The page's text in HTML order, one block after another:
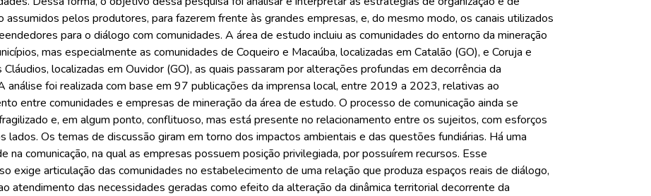
assumidos pelos produtores, para fazerem frente às grandes empresas, e, do mesmo modo, os canais utilizados
para o diálogo com comunidades. A área de estudo incluiu as comunidades do entorno da mineração
mas especialmente as comunidades de Coqueiro e Macaúba, localizadas em Catalão (GO), e Coruja e
localizadas em Ouvidor (GO), as quais passaram por alterações profundas em decorrência da
análise foi realizada com base em 97 publicações da imprensa local, entre 2019 a 2023, relativas ao
entre comunidades e empresas de mineração da área de estudo. O processo de comunicação ainda se
e, em algum ponto, conflituoso, mas está presente no relacionamento entre os sujeitos, com esforços
lados. Os temas de discussão giram em torno dos impactos ambientais e das questões fundiárias. Há uma
na comunicação, na qual as empresas possuem posição privilegiada, por possuírem recursos. Esse
exige articulação das comunidades no estabelecimento de uma relação que produza espaços reais de diálogo,
atendimento das necessidades geradas como efeito da alteração da dinâmica territorial decorrente da